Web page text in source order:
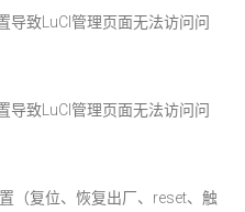
导致LuCI管理页面无法访问问
导致LuCI管理页面无法访问问
（复位、恢复出厂、reset、触